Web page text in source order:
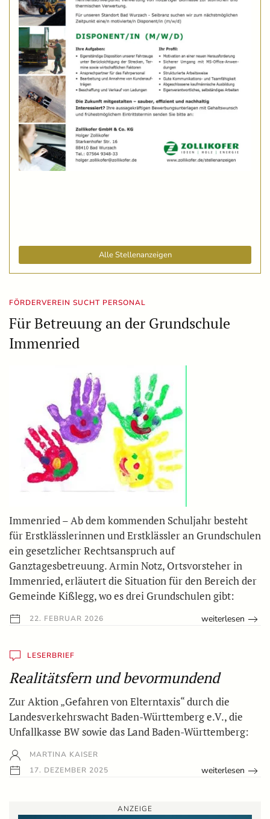
Alle Stellenanzeigen
FÖRDERVEREIN SUCHT PERSONAL
Für Betreuung an der Grundschule
Immenried
Immenried – Ab dem kommenden Schuljahr besteht
für Erstklässlerinnen und Erstklässler an Grundschulen
ein gesetzlicher Rechtsanspruch auf
Ganztagesbetreuung. Armin Notz, Ortsvorsteher in
Immenried, erläutert die Situation für den Bereich der
Gemeinde Kißlegg, wo es drei Grundschulen gibt:
22. FEBRUAR 2026 weiterlesen
LESERBRIEF
Realitätsfern und bevormundend
Zur Aktion „Gefahren von Elterntaxis“ durch die
Landesverkehrswacht Baden-Württemberg e.V., die
Unfallkasse BW sowie das Land Baden-Württemberg:
MARTINA KAISER
17. DEZEMBER 2025
weiterlesen
ANZEIGE